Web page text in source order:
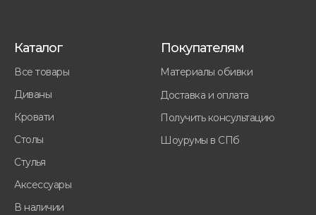
Все товары
Диваны
Кровати
Стулья
Столы
Аксессуары
В наличии
Каталог
Материалы обивки
Доставка и оплата
Получить консультацию
Шоурумы в СПб
Покупателям